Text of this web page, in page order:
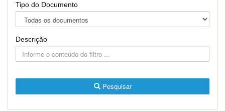
Tipo do Documento
Descrição
Pesquisar